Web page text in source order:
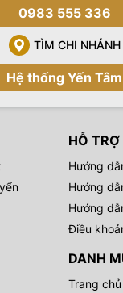
0983 555 336
TÌM CHI NHÁNH
Hệ thống Yến Tâm
HỖ TRỢ
Hướng
Hướng
Hướng
Điều
DANH
Trang chủ